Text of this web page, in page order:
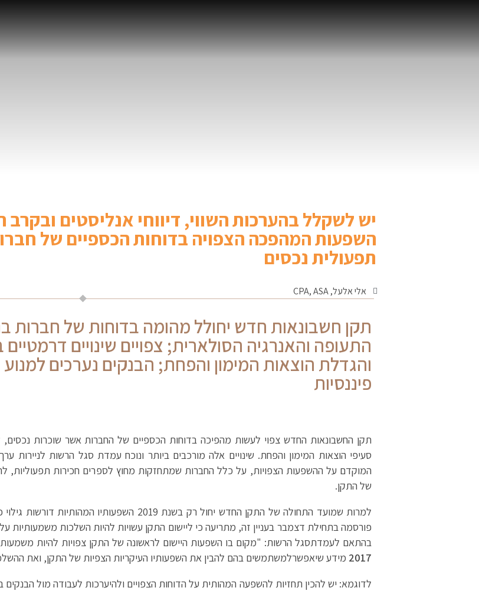
יש לשקלל בהערכות השווי, דיווחי אנליסטים
השפעות המהפכה הצפויה בדוחות הכספיים של
תפעולית נכסים
אלי אלעל, CPA, ASA
תקן חשבונאות חדש יחולל מהומה בדוחות של חברות
התעופה והאנרגיה הסולארית; צפויים שינויים
והגדלת הוצאות המימון והפחת; הבנקים נערכים
פיננסיות
תקן החשבונאות החדש צפוי לעשות מהפיכה בדוחות הכספיים של החברות אשר שוכרות נכסים,
סעיפי הוצאות המימון והפחת. שינויים אלה מורכבים ביותר ונוכח עמדת סגל הרשות
המוקדם על ההשפעות הצפויות, על כלל החברות שמתחזקות מחוץ לספרים חכירות תפעוליות,
של התקן.
למרות שמועד התחולה של התקן החדש יחול רק בשנת
פורסמה בתחילת דצמבר בעניין זה, מתריעה כי ליישום התקן עשויות להיות השלכות משמעותיות
בהתאם לעמדתסגל הרשות: "מקום בו השפעות היישום לראשונה של התקן צפויות להיות
2017 מידע שיאפשרלמשתמשים בהם להבין את השפעותיו העיקריות הצפיות של התקן, ואת
לדוגמא: יש להכין תחזיות להשפעה המהותית על הדוחות הצפויים ולהיערכות לעבודה מול